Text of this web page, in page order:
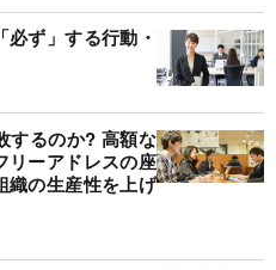
必ず」する行動・
するのか? 高額な
リーアドレスの座
織の生産性を上げ